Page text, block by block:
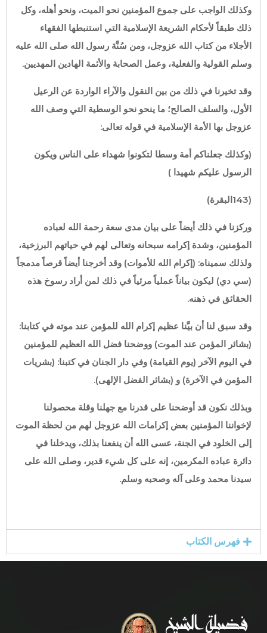
وكذلك الواجب على جموع المؤمنين نحو الميت، ونحو أهله، وكل
ذلك طبقاً لأحكام الشريعة الإسلامية التي استنبطها الفقهاء
الأجلاء من كتاب الله عزوجل، ومن سُنَّة رسول الله صلى الله عليه
وسلم القولية والفعلية، وعمل الصحابة والأئمة الهادين المهديين.
وقد تخيرنا في ذلك من بين النقول والآراء الواردة عن الرعيل
الأول، والسلف الصالح؛ ما ينحو نحو الوسطية التي وصف الله
عزوجل بها الأمة الإسلامية في قوله تعالى:
(وكذلك جعلناكم أمة وسطا لتكونوا شهداء على الناس ويكون
الرسول عليكم شهيدا )
(143البقرة)
وركزنا في ذلك أيضاً على بيان مدى سعة رحمة الله لعباده
المؤمنين، وشدة إكرامه سبحانه وتعالى لهم في حياتهم البرزخية،
ولذلك سميناه: (إكرام الله للأموات) وقد أخرجنا أيضاً قرصاً مدمجاً
(سي دي) ليكون بياناً عملياً مرئياً في ذلك لمن أراد رسوخ هذه
الحقائق في ذهنه.
وقد سبق لنا أن بيَّنا عظيم إكرام الله للمؤمن عند موته في كتابنا:
(بشائر المؤمن عند الموت) ووضحنا فضل الله العظيم للمؤمنين
في اليوم الآخر (يوم القيامة) وفي دار الجنان في كتبنا: (بشريات
المؤمن في الآخرة) و (بشائر الفضل الإلهى).
وبذلك نكون قد أوضحنا على قدرنا مع جهلنا وقلة محصولنا
لإخواننا المؤمنين بعض إكرامات الله عزوجل لهم من لحظة الموت
إلى الخلود في الجنة، عسى الله أن ينفعنا بذلك، ويدخلنا في
دائرة عباده المكرمين، إنه على كل شيء قدير، وصلى الله على
سيدنا محمد وعلى آله وصحبه وسلم.
فهرس الكتاب